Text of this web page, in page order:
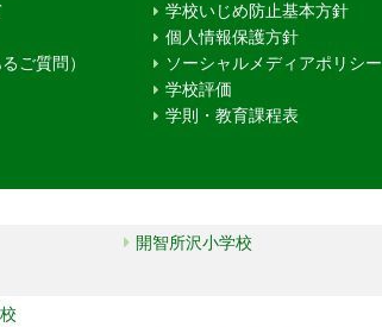
ご質問）
学校いじめ防止基本方針
個人情報保護方針
ソーシャルメディアポリシー
学校評価
学則・教育課程表
開智所沢小学校